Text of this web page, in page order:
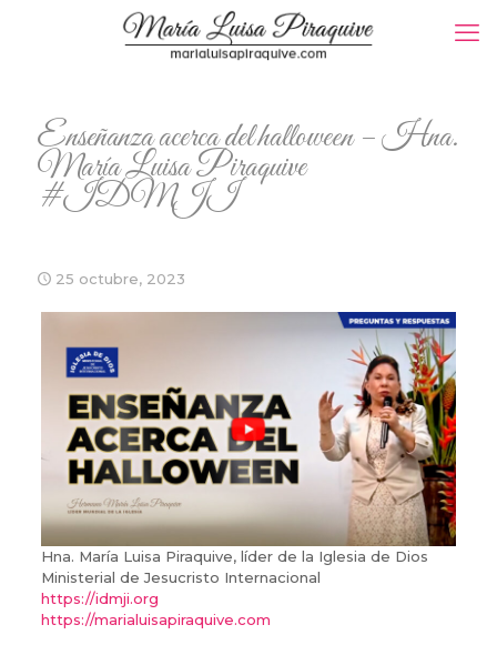
Enseñanza acerca del halloween – Hna.
María Luisa Piraquive
#IDMJI
25 octubre, 2023
Hna. María Luisa Piraquive, líder de la Iglesia de Dios
Ministerial de Jesucristo Internacional
https://idmji.org
https://marialuisapiraquive.com